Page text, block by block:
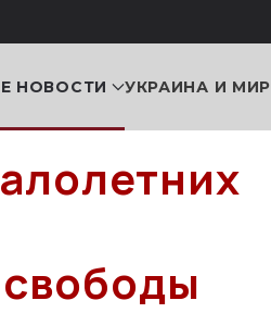
НОВОСТИ УКРАИНА И МИР